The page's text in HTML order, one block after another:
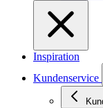
Inspiration
Kundenservice